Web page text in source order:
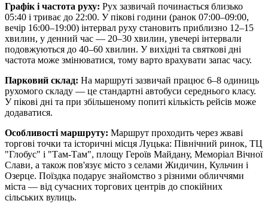
Графік і частота руху: Рух зазвичай починається близько
05:40 і триває до 22:00. У пікові години (ранок 07:00–09:00,
вечір 16:00–19:00) інтервал руху становить приблизно 12–15
хвилин, у денний час — 20–30 хвилин, увечері інтервали
подовжуються до 40–60 хвилин. У вихідні та святкові дні
частота може змінюватися, тому варто врахувати запас часу.
Парковий склад: На маршруті зазвичай працює 6–8 одиниць
рухомого складу — це стандартні автобуси середнього класу.
У пікові дні та при збільшеному попиті кількість рейсів може
додаватися.
Особливості маршруту: Маршрут проходить через жваві
торгові точки та історичні місця Луцька: Північний ринок, ТЦ
"Глобус" і "Там-Там", площу Героїв Майдану, Меморіал Вічної
Слави, а також пов'язує місто з селами Жидичин, Кульчин і
Озерце. Поїздка подарує знайомство з різними обличчями
міста — від сучасних торгових центрів до спокійних
сільських вулиць.